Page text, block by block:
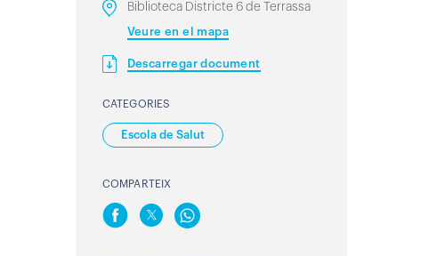
Biblioteca Districte 6 de Terrassa
Veure en el mapa
Descarregar document
CATEGORIES
Escola de Salut
COMPARTEIX